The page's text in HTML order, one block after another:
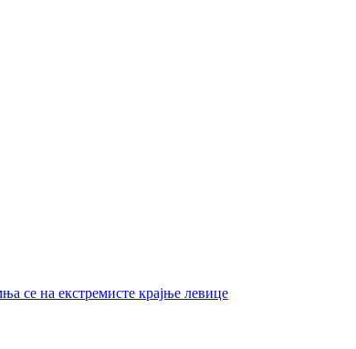
се на екстремисте крајње левице